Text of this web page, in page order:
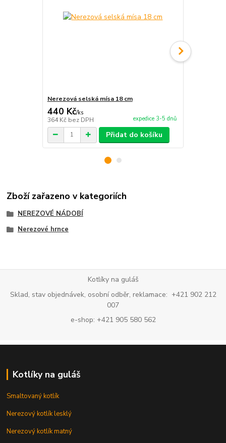
Nerezová selská mísa 18 cm
440 Kč/ks
364 Kč bez DPH expedice 3-5 dnů
Přidat do košíku
Zboží zařazeno v kategoriích
NEREZOVÉ NÁDOBÍ
Nerezové hrnce
Kotlíky na guláš
Sklad, stav objednávek, osobní odběr, reklamace: +421 902 212
007
e-shop: +421 905 580 562
Kotlíky na guláš
Smaltovaný kotlík
Nerezový kotlík lesklý
Nerezový kotlík matný